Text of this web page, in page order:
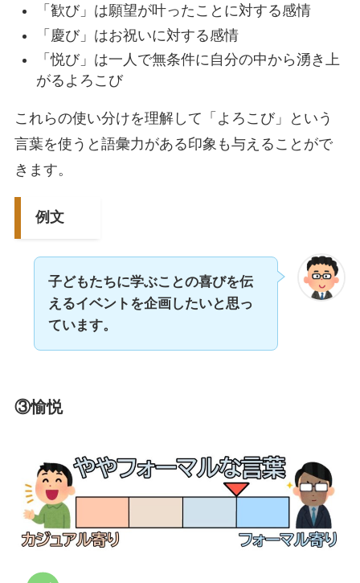
「歓び」は願望が叶ったことに対する感情
「慶び」はお祝いに対する感情
「悦び」は一人で無条件に自分の中から湧き上
がるよろこび
これらの使い分けを理解して「よろこび」という
言葉を使うと語彙力がある印象も与えることがで
きます。
例文
子どもたちに学ぶことの喜びを伝
えるイベントを企画したいと思っ
ています。
③愉悦